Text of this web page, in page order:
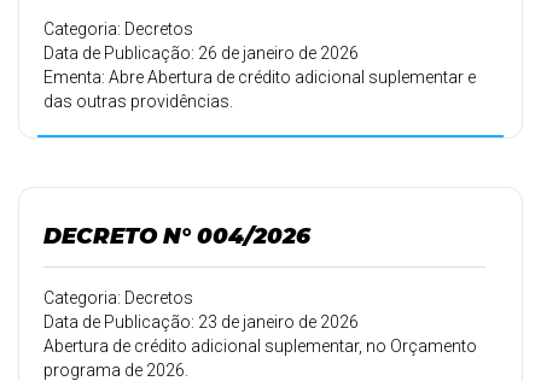
Categoria: Decretos
Data de Publicação: 26 de janeiro de 2026
Ementa: Abre Abertura de crédito adicional suplementar e
das outras providências.
DECRETO N° 004/2026
Categoria: Decretos
Data de Publicação: 23 de janeiro de 2026
Abertura de crédito adicional suplementar, no Orçamento
programa de 2026.